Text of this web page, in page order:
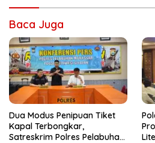
Baca Juga
Dua Modus Penipuan Tiket
Kapal Terbongkar,
Satreskrim Polres Pelabuhan